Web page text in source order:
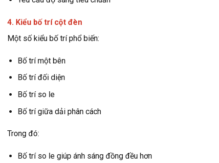
4. Kiểu bố trí cột đèn
Một số kiểu bố trí phổ biến:
Bố trí một bên
Bố trí đối diện
Bố trí so le
Bố trí giữa dải phân cách
Trong đó:
Bố trí so le giúp ánh sáng đồng đều hơn